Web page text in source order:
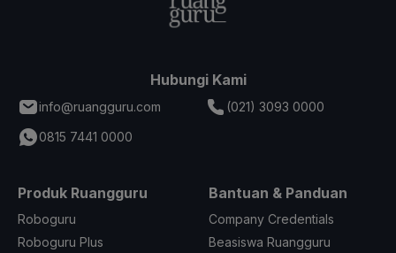
Hubungi Kami
info@ruangguru.com
(021) 3093 0000
0815 7441 0000
Produk Ruangguru
Roboguru
Roboguru Plus
Bantuan & Panduan
Company Credentials
Beasiswa Ruangguru